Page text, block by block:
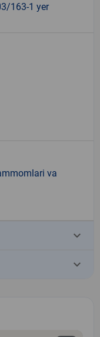
163-1 yer
va
keyboard_arrow_down
keyboard_arrow_down